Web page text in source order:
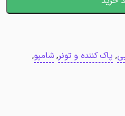
, پاک کننده و تونر,شامپو,